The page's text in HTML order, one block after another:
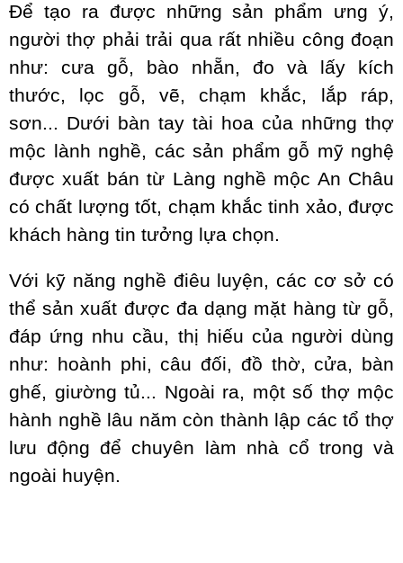
Ðể tạo ra được những sản phẩm ưng ý,
người thợ phải trải qua rất nhiều công đoạn
như: cưa gỗ, bào nhẵn, đo và lấy kích
thước, lọc gỗ, vẽ, chạm khắc, lắp ráp,
sơn... Dưới bàn tay tài hoa của những thợ
mộc lành nghề, các sản phẩm gỗ mỹ nghệ
được xuất bán từ Làng nghề mộc An Châu
có chất lượng tốt, chạm khắc tinh xảo, được
khách hàng tin tưởng lựa chọn.
Với kỹ năng nghề điêu luyện, các cơ sở có
thể sản xuất được đa dạng mặt hàng từ gỗ,
đáp ứng nhu cầu, thị hiếu của người dùng
như: hoành phi, câu đối, đồ thờ, cửa, bàn
ghế, giường tủ... Ngoài ra, một số thợ mộc
hành nghề lâu năm còn thành lập các tổ thợ
lưu động để chuyên làm nhà cổ trong và
ngoài huyện.